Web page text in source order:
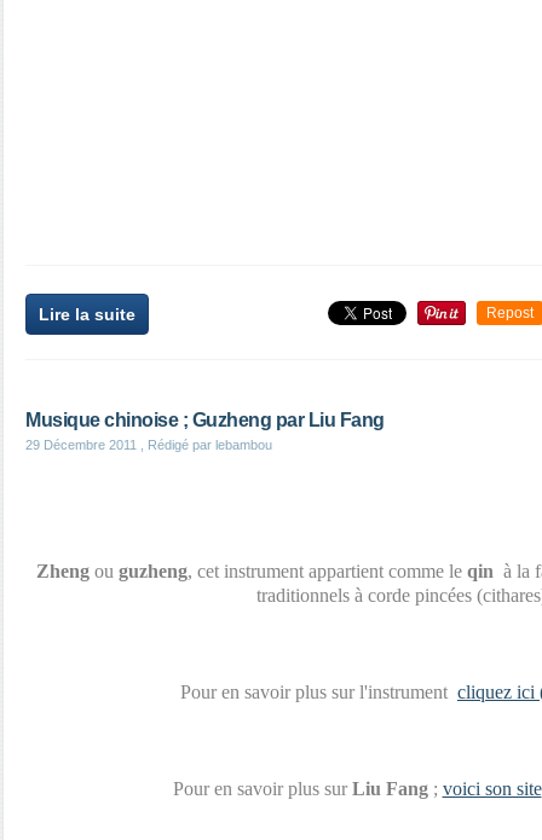
Lire la suite Repost
Musique chinoise ; Guzheng par Liu Fang
29 Décembre 2011 , Rédigé par lebambou
Zhengou guzheng, cet instrument appartient comme le qin à la
traditionnels à corde pincées
Pour en savoir plus sur l'instrument cliquez ici
Pour en savoir plus sur Liu Fang; voici son site